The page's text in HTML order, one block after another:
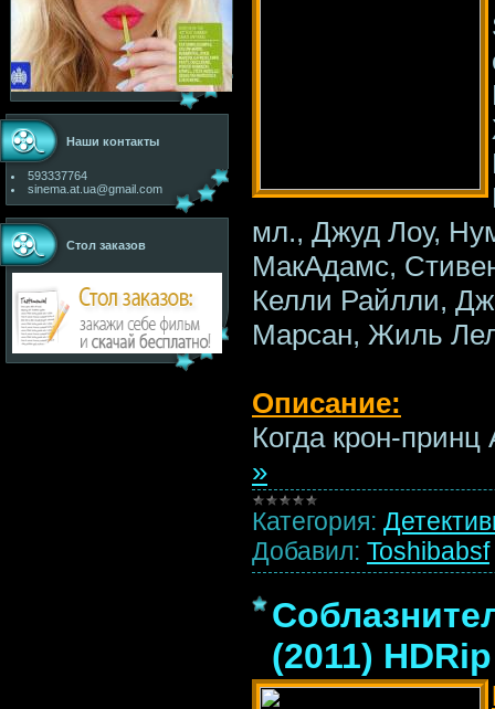
Наши контакты
593337764
sinema.at.ua@gmail.com
Стол заказов
мл., Джуд Лоу,
МакАдамс,
Келли Райлли,
Марсан, Жиль
Описание:
Когда крон-
»
Категория:
Добавил: Toshibabsf
(2011) HDRip